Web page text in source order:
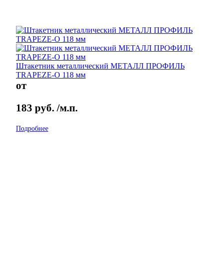
Штакетник металлический МЕТАЛЛ ПРОФИЛЬ
TRAPEZE-O 118 мм
от
183 руб. /м.п.
Подробнее